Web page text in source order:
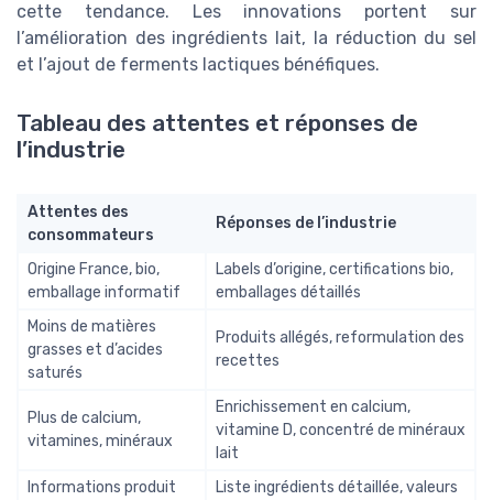
cette tendance. Les innovations portent sur
l’amélioration des ingrédients lait, la réduction du sel
et l’ajout de ferments lactiques bénéfiques.
Tableau des attentes et réponses de
l’industrie
Attentes des
consommateurs
Réponses de l’industrie
Origine France, bio,
emballage informatif
Labels d’origine, certifications bio,
emballages détaillés
Moins de matières
grasses et d’acides
saturés
Produits allégés, reformulation des
recettes
Plus de calcium,
vitamines, minéraux
Enrichissement en calcium,
vitamine D, concentré de minéraux
lait
Informations produit
Liste ingrédients détaillée, valeurs